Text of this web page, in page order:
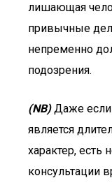
лишающая
привычные
непременно
подозрения.
(NB)Даже если
является
характер, есть
консультации